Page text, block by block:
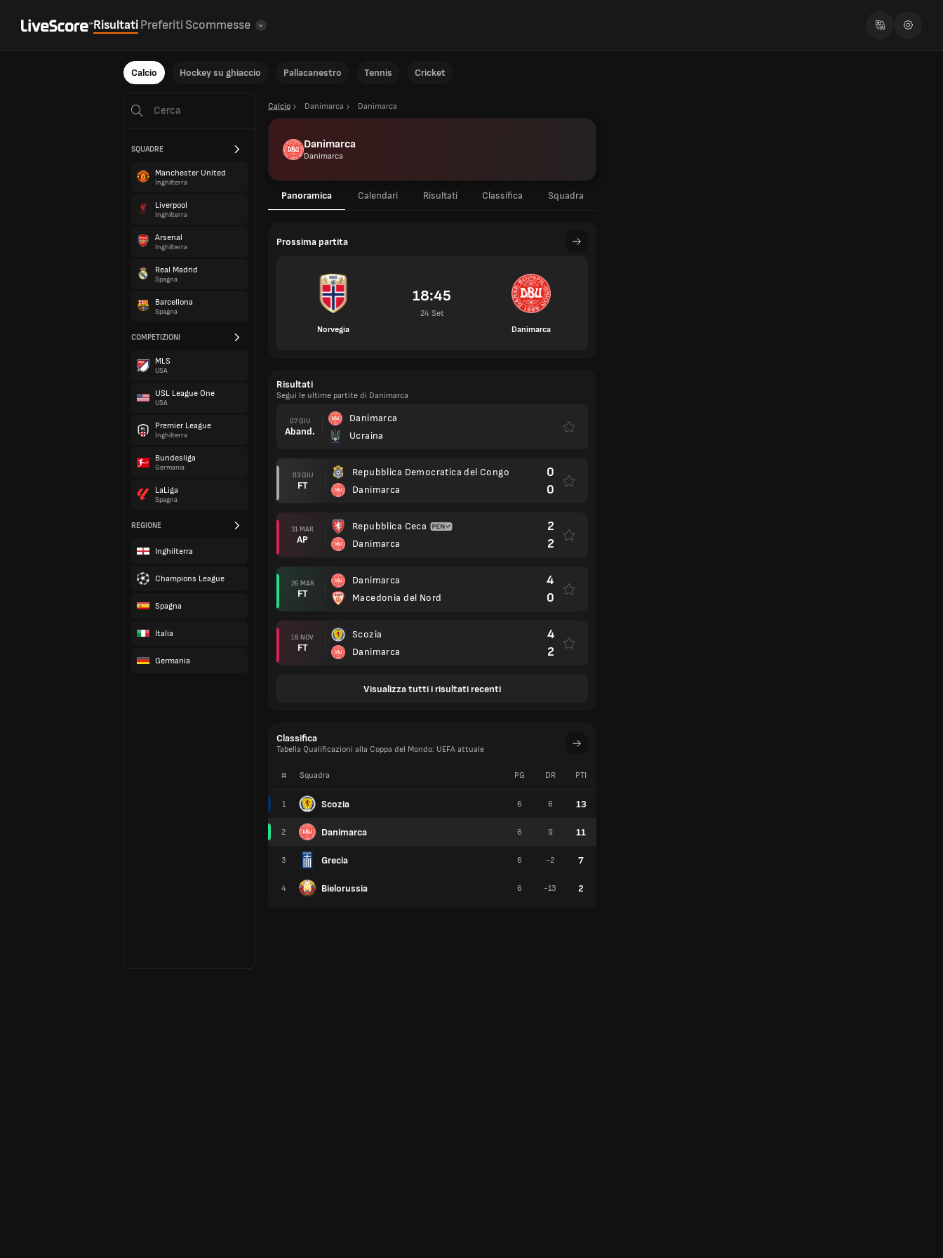
RisultatiPreferiti Scommesse
Calcio Hockey su ghiaccio Pallacanestro Tennis Cricket
SQUADRE
Manchester United
Inghilterra
Liverpool
Inghilterra
Arsenal
Inghilterra
Real Madrid
Spagna
Barcellona
Spagna
COMPETIZIONI
MLS
USA
USL League One
USA
Premier League
Inghilterra
Bundesliga
Germania
LaLiga
Spagna
REGIONE
Inghilterra
Champions League
Spagna
Italia
Germania
Calcio Danimarca Danimarca
Danimarca
Danimarca
Panoramica Calendari Risultati Classifica Squadra
Prossima partita
Norvegia
18:45
24 Set
Danimarca
Risultati
Segui le ultime partite di Danimarca
07 GIU
Aband.
Danimarca
Ucraina
03 GIU
FT
Repubblica Democratica del Congo
Danimarca
0
0
31 MAR
AP
Repubblica Ceca
Danimarca
2
2
26 MAR
FT
Danimarca
Macedonia del Nord
4
0
18 NOV
FT
Scozia
Danimarca
4
2
Visualizza tutti i risultati recenti
Classifica
Tabella Qualificazioni alla Coppa del Mondo: UEFA attuale
# Squadra
1 Scozia
2 Danimarca
3 Grecia
4 Bielorussia
PG DR PTI
6 6 13
6 9 11
6 -2 7
6 -13 2